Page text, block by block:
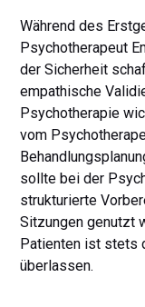
Während des
Psychotherapeut
der Sicherheit
empathische
Psychotherapie
vom
sollte bei der
strukturierte
Sitzungen genutzt
Patienten ist stets
überlassen.